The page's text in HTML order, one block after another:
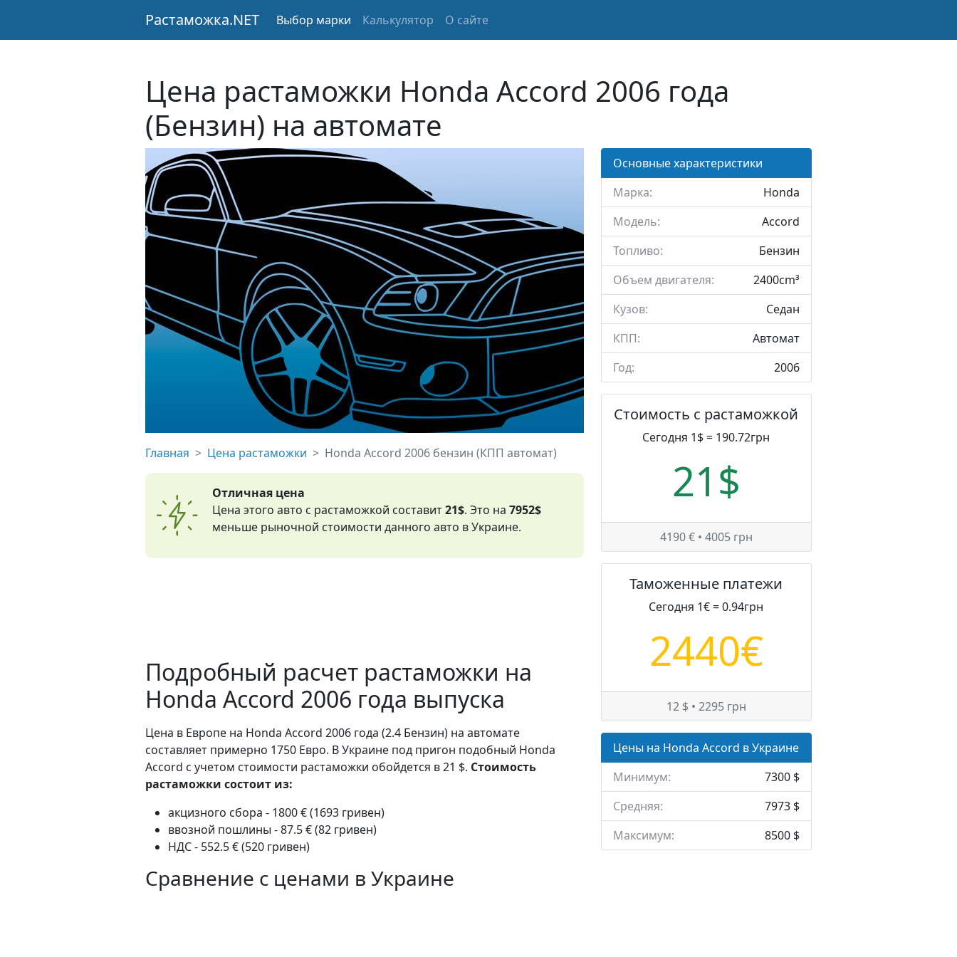
Растаможка.NET Выбор марки Калькулятор О сайте
Цена растаможки Honda Accord 2006 года
(Бензин) на автомате
Главная Цена растаможки Honda Accord 2006 бензин (КПП автомат)
Отличная цена
Цена этого авто с растаможкой составит21$. Это на7952$
меньше рыночной стоимости данного авто в Украине.
Подробный расчет растаможки на
Honda Accord 2006 года выпуска
Цена в Европе на Honda Accord 2006 года (2.4 Бензин) на автомате
составляет примерно 1750 Евро. В Украине под пригон подобный Honda
Accord с учетом стоимости растаможки обойдется в 21 $. Стоимость
растаможки состоит из:
акцизного сбора - 1800 € (1693 гривен)
ввозной пошлины - 87.5 € (82 гривен)
НДС - 552.5 € (520 гривен)
Сравнение с ценами в Украине
Основные характеристики
Марка:
Honda
Модель:
Accord
Топливо:
Бензин
Объем двигателя:
2400cm³
Кузов:
Седан
КПП:
Автомат
Год:
2006
Стоимость с растаможкой
Сегодня 1$ = 190.72грн
21$
4190 € • 4005 грн
Таможенные платежи
Сегодня 1€ = 0.94грн
2440€
12 $ • 2295 грн
Цены на Honda Accord в Украине
Минимум:
7300 $
Средняя:
7973 $
Максимум:
8500 $